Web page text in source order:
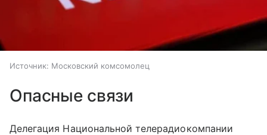
Источник: Московский комсомолец
Опасные связи
Делегация Национальной телерадиокомпании